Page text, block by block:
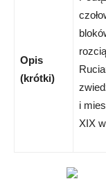
Opis
(krótki)
i
XIX